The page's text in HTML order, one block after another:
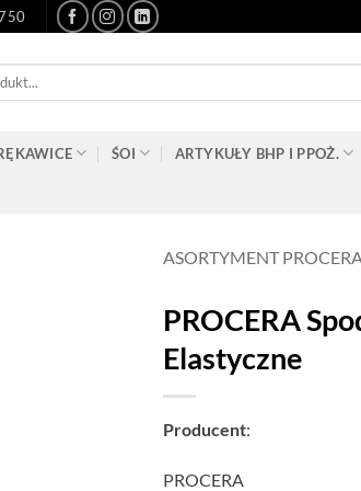
ŚOI ARTYKUŁY BHP I PPOŻ.
ASORTYMENT
PROCERA
Elastyczne
Producent:
PROCERA